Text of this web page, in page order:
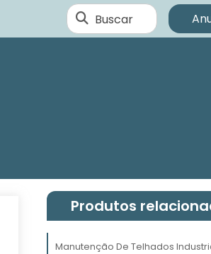
Buscar
Produtos
Manutenção De Telhados